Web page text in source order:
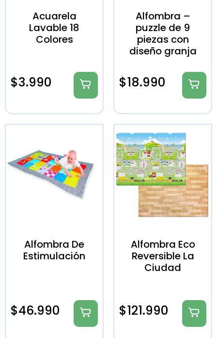
Acuarela
Lavable 18
Colores
$3.990
Alfombra –
puzzle de 9
piezas con
diseño granja
$18.990
Alfombra De
Estimulación
$46.990
Alfombra Eco
Reversible La
Ciudad
$121.990